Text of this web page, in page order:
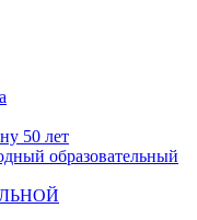
50 лет
образовательный